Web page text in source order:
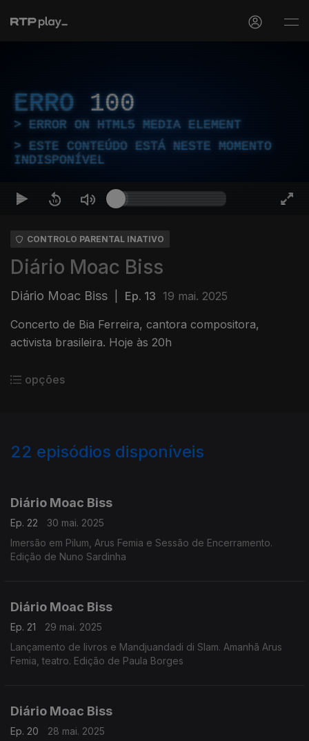
ERRO 100
ERROR ON HTML5 MEDIA ELEMENT
ESTE CONTEÚDO ESTÁ NESTE MOMENTO
INDISPONÍVEL
CONTROLO PARENTAL INATIVO
Diário Moac Biss
Diário Moac Biss Ep. 13 19 mai. 2025
Concerto de Bia Ferreira, cantora compositora,
activista brasileira. Hoje às 20h
opções
22 episódios disponíveis
Diário Moac Biss
Ep. 22
30 mai. 2025
Imersão em Pilum, Arus Femia e Sessão de Encerramento.
Edição de Nuno Sardinha
Diário Moac Biss
Ep. 21
29 mai. 2025
Lançamento de livros e Mandjuandadi di Slam. Amanhã Arus
Femia, teatro. Edição de Paula Borges
Diário Moac Biss
Ep. 20
28 mai. 2025